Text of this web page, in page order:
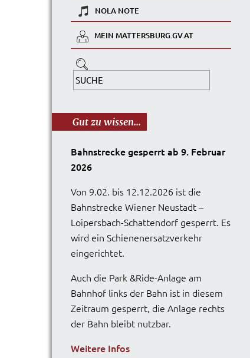
NOLA NOTE
MEIN MATTERSBURG.GV.AT
Gut zu wissen...
Bahnstrecke gesperrt ab 9. Februar
2026
Von 9.02. bis 12.12.2026 ist die
Bahnstrecke Wiener Neustadt –
Loipersbach-Schattendorf gesperrt. Es
wird ein Schienenersatzverkehr
eingerichtet.
Auch die Park &Ride-Anlage am
Bahnhof links der Bahn ist in diesem
Zeitraum gesperrt, die Anlage rechts
der Bahn bleibt nutzbar.
Weitere Infos